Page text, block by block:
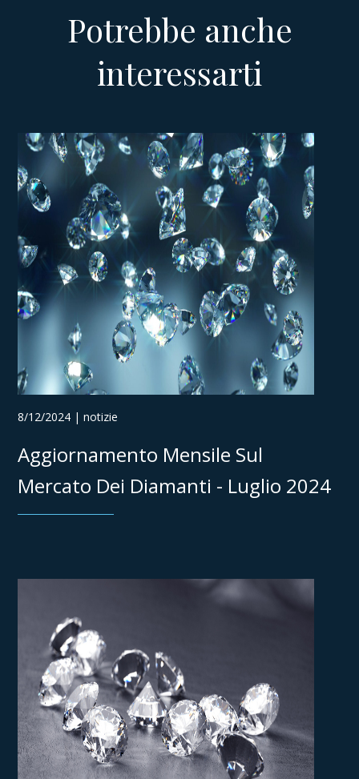
Potrebbe anche
interessarti
8/12/2024 | notizie
Aggiornamento Mensile Sul
Mercato Dei Diamanti - Luglio 2024